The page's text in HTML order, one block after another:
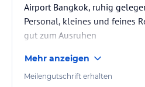
Airport Bangkok, ruhig
Personal, kleines und feines
gut zum Ausruhen
Mehr anzeigen
Meilengutschrift erhalten